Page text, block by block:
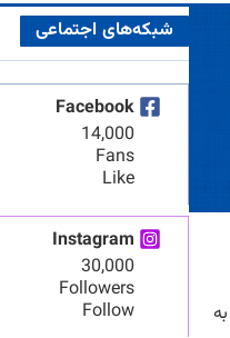
شبکه‌های اجتماعی
Facebook
14,000
Fans
Like
Instagram
30,000
Followers
Follow